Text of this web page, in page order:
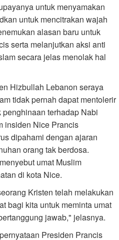
untuk menyamakan
untuk mencitrakan wajah
alasan baru untuk
serta melanjutkan aksi anti
secara jelas menolak hal
Hizbullah Lebanon seraya
tidak pernah dapat mentolerir
terhadap Nabi
insiden Nice Prancis
dipahami dengan ajaran
orang tak berdosa.
umat Muslim
di kota Nice.
Kristen telah melakukan
bagi kita untuk meminta umat
jawab," jelasnya.
Presiden Prancis